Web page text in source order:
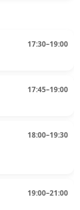
17:30–19:00
17:45–19:00
18:00–19:30
19:00–21:00